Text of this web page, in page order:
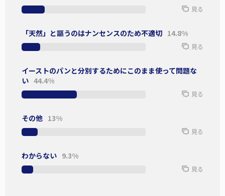
人工の酵母は存在しない。言い換えると、
天然でない酵母は
それなのにわざわざ「天然酵母のパン」と記載されたものが
なぜ「天然酵母のパン」と記すのか考えてみると、「イース
ト」のパンと区別してほしいからだと推測できる。
そこには、いくつかの理由が考えられる。
イーストはパンに適した酵母菌だけを純粋培養して製品化さ
果実などに付着する酵母菌を自分で採取して種を起こし、発
酵に用いれば良い。どんな菌が作用しているかイーストのよ
見る
「天然」と謳うのはナンセンスのため不適切 14.8%
見る
イーストのパンと分別するためにこのまま使って問題な
い 44.4%
見る
その他 13%
見る
わからない 9.3%
見る